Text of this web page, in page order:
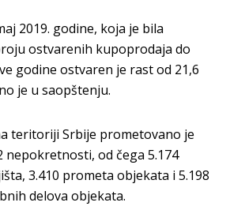
2019. godine, koja je bila
ostvarenih kupoprodaja do
godine ostvaren je rast od 21,6
je u saopštenju.
teritoriji Srbije prometovano je
nepokretnosti, od čega 5.174
3.410 prometa objekata i 5.198
delova objekata.